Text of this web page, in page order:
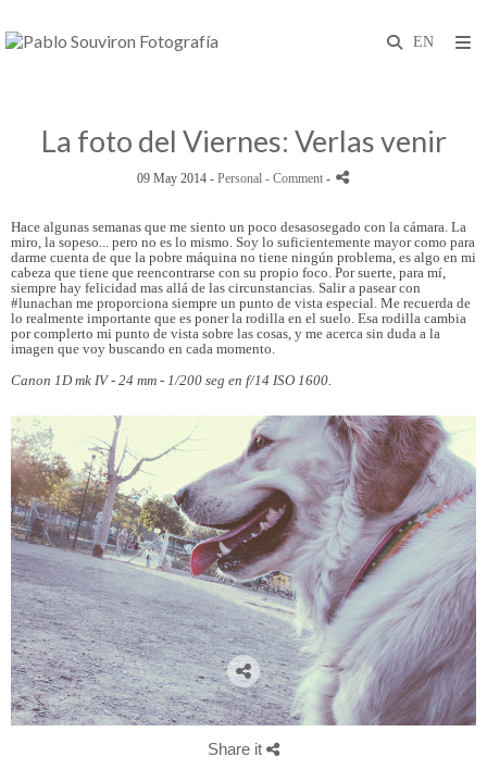
La foto del Viernes: Verlas venir
09 May 2014 - Personal - Comment -
Hace algunas semanas que me siento un poco desasosegado con la cámara. La
miro, la sopeso... pero no es lo mismo. Soy lo suficientemente mayor como para
darme cuenta de que la pobre máquina no tiene ningún problema, es algo en mi
cabeza que tiene que reencontrarse con su propio foco. Por suerte, para mí,
siempre hay felicidad mas allá de las circunstancias. Salir a pasear con
#lunachan me proporciona siempre un punto de vista especial. Me recuerda de
lo realmente importante que es poner la rodilla en el suelo. Esa rodilla cambia
por complerto mi punto de vista sobre las cosas, y me acerca sin duda a la
imagen que voy buscando en cada momento.
Canon 1D mk IV - 24 mm - 1/200 seg en f/14 ISO 1600.
Share it